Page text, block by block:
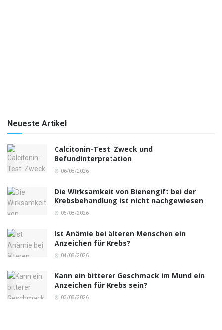
Neueste Artikel
Calcitonin-Test: Zweck und
Befundinterpretation
06/08/2026
Die Wirksamkeit von Bienengift bei der
Krebsbehandlung ist nicht nachgewiesen
05/08/2026
Ist Anämie bei älteren Menschen ein
Anzeichen für Krebs?
04/08/2026
Kann ein bitterer Geschmack im Mund ein
Anzeichen für Krebs sein?
03/08/2026